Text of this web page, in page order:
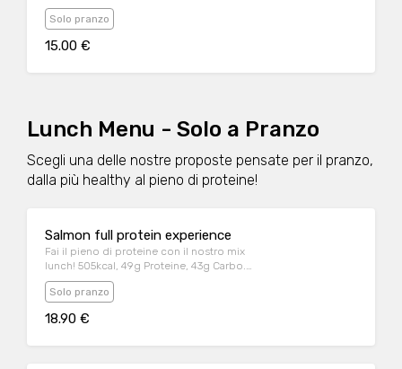
Solo pranzo
15.00 €
Lunch Menu - Solo a Pranzo
Scegli una delle nostre proposte pensate per il pranzo,
dalla più healthy al pieno di proteine!
Salmon full protein experience
Fai il pieno di proteine con il nostro mix
lunch! 505kcal, 49g Proteine, 43g Carbo.
Mezza porzione di riso al naturale, 4 nigiri
sake, mini tartare al salmone, avocado e
Solo pranzo
18.90 €